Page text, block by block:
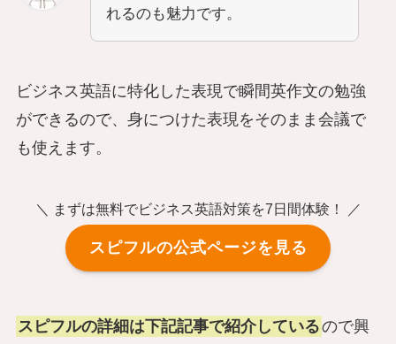
れるのも魅力です。
ビジネス英語に特化した表現で瞬間英作文の勉強
ができるので、身につけた表現をそのまま会議で
も使えます。
＼ まずは無料でビジネス英語対策を7日間体験！ ／
スピフルの公式ページを見る
スピフルの詳細は下記記事で紹介しているので興